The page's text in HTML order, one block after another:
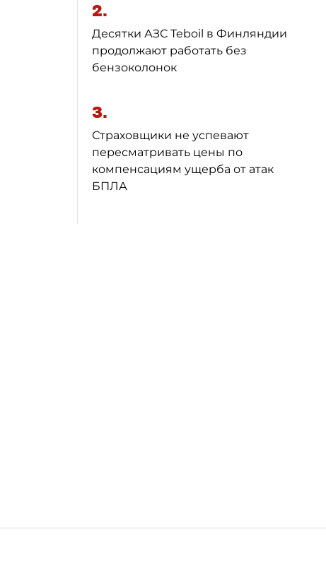
2.
Десятки АЗС Teboil в Финляндии
продолжают работать без
бензоколонок
3.
Страховщики не успевают
пересматривать цены по
компенсациям ущерба от атак
БПЛА